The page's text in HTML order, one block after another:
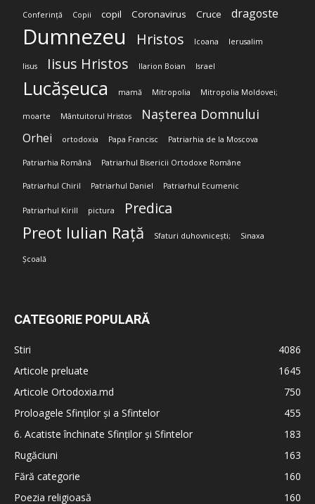
Conferință Copii copil Coronavirus Cruce dragoste
Dumnezeu Hristos Icoana Ierusalim
Iisus Iisus Hristos Ilarion Boian Israel
Lucășeuca mamă Mitropolia Mitropolia Moldovei;
moarte Mântuitorul Hristos Nașterea Domnului
Orhei ortodoxia Papa Francisc Patriarhia de la Moscova
Patriarhia Română Patriarhul Bisericii Ortodoxe Române
Patriarhul Chiril Patriarhul Daniel Patriarhul Ecumenic
Patriarhul Kirill pictura Predica
Preot Iulian Rață Sfaturi duhovnicești; Sinaxa
Școală
CATEGORIE POPULARĂ
Stiri
4086
Articole preluate
1645
Articole Ortodoxia.md
750
Proloagele Sfinților și a Sfintelor
455
6. Acatiste închinate Sfinților și Sfintelor
183
Rugăciuni
163
Fără categorie
160
Poezia religioasă
160